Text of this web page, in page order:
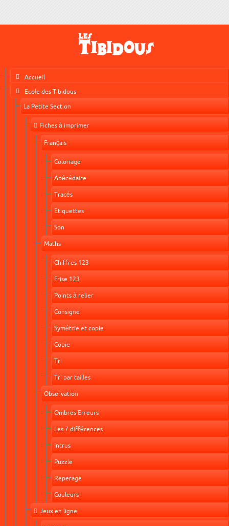
Accueil
Ecole des Tibidous
La Petite Section
Fiches à imprimer
Français
Coloriage
Abécédaire
Tracés
Etiquettes
Son
Maths
Chiffres 123
Frise 123
Points à relier
Consigne
Symétrie et copie
Copie
Tri
Tri par tailles
Observation
Ombres Erreurs
Les 7 différences
Intrus
Puzzle
Reperage
Couleurs
Jeux en ligne